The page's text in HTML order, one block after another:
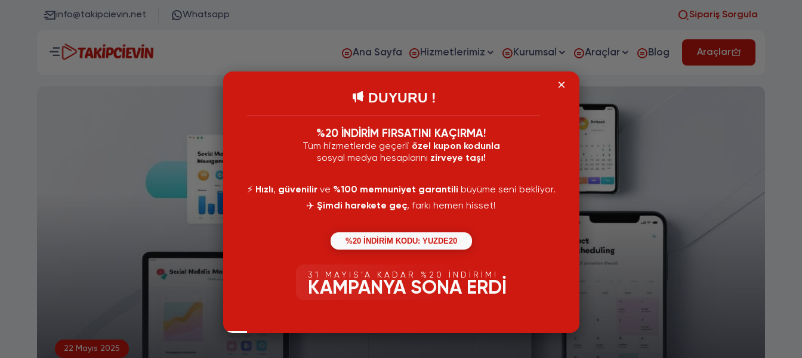
info@takipcievin.net Whatsapp Sipariş Sorgula
Ana Sayfa Hizmetlerimiz Kurumsal Araçlar Blog Araçlar
22 Mayıs 2025
DUYURU !
%20 İNDİRİM FIRSATINI KAÇIRMA!
Tüm hizmetlerde geçerli özel kupon kodunla
sosyal medya hesaplarını zirveye taşı!
⚡️ Hızlı, güvenilirve %100 memnuniyet garantili büyüme seni bekliyor.
✈️ Şimdi harekete geç, farkı hemen hisset!
%20 İNDİRİM KODU: YUZDE20
31 MAYIS’A KADAR %20 İNDIRIM!
KAMPANYA SONA ERDI